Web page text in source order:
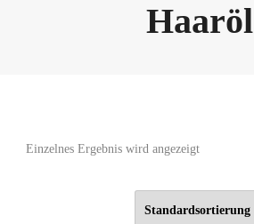
Haaröl
Einzelnes Ergebnis wird angezeigt